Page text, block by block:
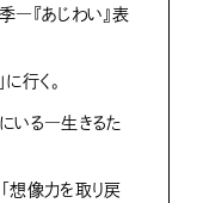
『あじわい』表
行く。
にいる―生きるた
像力を取り戻